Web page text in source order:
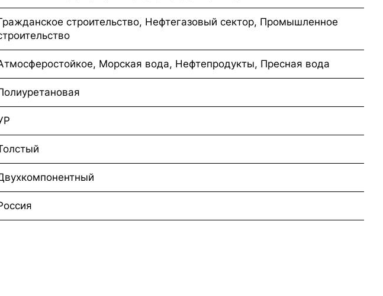
строительство, Нефтегазовый сектор, Промышленное
Морская вода, Нефтепродукты, Пресная вода